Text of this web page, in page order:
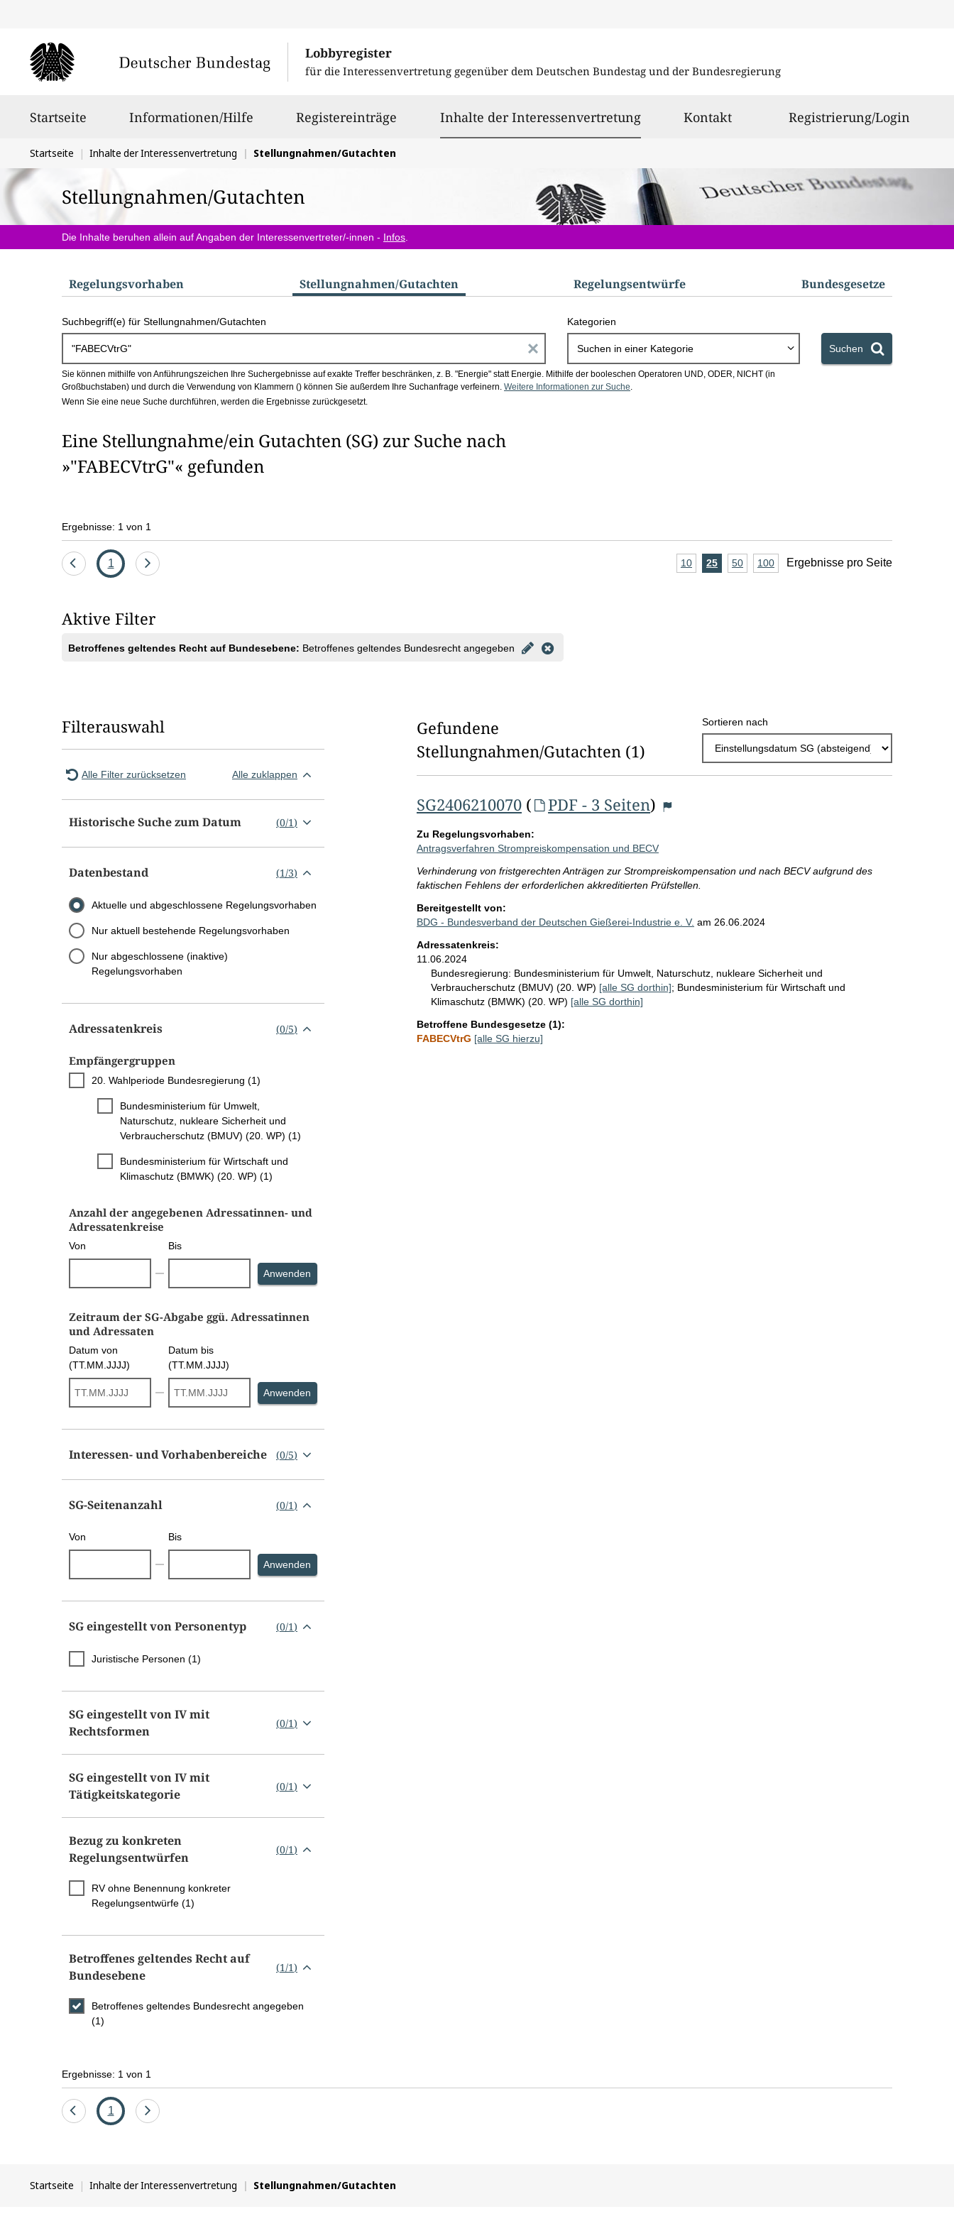
Lobbyregister
für die Interessenvertretung gegenüber dem Deutschen Bundestag und der Bundesregierung
Startseite Informationen/Hilfe Registereinträge Inhalte der Interessenvertretungausgewählt
Kontakt Registrierung/Login
Sie
befinden
sich
hier:
Startseite Inhalte der Interessenvertretung Stellungnahmen/Gutachten
Stellungnahmen/Gutachten
Die Inhalte beruhen allein auf Angaben der Interessenvertreter/-innen - Infos
S
u
c
h
b
x
Regelungs­vorhaben Stellungnahmen/​Gutachten Regelungs­entwürfe Bundes­gesetze
Suchbegriff(e) für Stellungnahmen/Gutachten
i
i
c
e
Kategorien
Suchen in einer Kategorie Suchen
Sie können mithilfe von Anführungszeichen Ihre Suchergebnisse auf exakte Treffer beschränken, z. B. "Energie" statt Energie. Mithilfe der booleschen Operatoren UND, ODER, NICHT (in
Großbuchstaben) und durch die Verwendung von Klammern () können Sie außerdem Ihre Suchanfrage verfeinern. Weitere Informationen zur Suche.
Wenn Sie eine neue Suche durchführen, werden die Ergebnisse zurückgesetzt.
Eine Stellungnahme/ein Gutachten (SG) zur Suche nach
»"FABECVtrG"« gefunden
Ergebnisse: 1 von 1
Eine
Seite
1
Eine
A
e
s
s
e
o
10Ergebnisse
25Ergebnisse
50Ergebnisse
100Ergebnisse
Ergebnisse pro Seite
Aktive Filter
Betroffenes geltendes Recht auf Bundesebene: Betroffenes geltendes Bundesrecht angegeben
Filterauswahl
Alle Filter zurücksetzen Alle zuklappen
Historische Suche zum Datum (0/1)
Datenbestand (1/3)
Aktuelle und abgeschlossene Regelungsvorhaben
Nur aktuell bestehende Regelungsvorhaben
Nur abgeschlossene (inaktive)
Regelungsvorhaben
Adressatenkreis (0/5)
Empfängergruppen
20. Wahlperiode Bundesregierung (1)
Bundesministerium für Umwelt,
Naturschutz, nukleare Sicherheit und
Verbraucherschutz (BMUV) (20. WP) (1)
Bundesministerium für Wirtschaft und
Klimaschutz (BMWK) (20. WP) (1)
Anzahl der angegebenen Adressatinnen- und
Adressatenkreise
Von Bis
Anwenden
Zeitraum der SG-Abgabe ggü. Adressatinnen
und Adressaten
Datum von
(TT.MM.JJJJ)
Datum bis
(TT.MM.JJJJ)
Anwenden
Interessen- und Vorhabenbereiche (0/5)
SG-Seitenanzahl (0/1)
Von Bis
Anwenden
SG eingestellt von Personentyp (0/1)
Juristische Personen (1)
SG eingestellt von IV mit
Rechtsformen
(0/1)
SG eingestellt von IV mit
Tätigkeitskategorie
(0/1)
Bezug zu konkreten
Regelungsentwürfen
(0/1)
RV ohne Benennung konkreter
Regelungsentwürfe (1)
Betroffenes geltendes Recht auf
Bundesebene
(1/1)
Betroffenes geltendes Bundesrecht angegeben
(1)
Gefundene
Stellungnahmen/⁠Gutachten (1)
Sortieren nach
SG2406210070( PDF - 3 Seiten)
Zu Regelungsvorhaben:
Antragsverfahren Strompreiskompensation und BECV
Verhinderung von fristgerechten Anträgen zur Strompreiskompensation und nach BECV aufgrund des
faktischen Fehlens der erforderlichen akkreditierten Prüfstellen.
Bereitgestellt von:
BDG - Bundesverband der Deutschen Gießerei-Industrie e. V. am 26.06.2024
Adressatenkreis:
11.06.2024
Bundesregierung: Bundesministerium für Umwelt, Naturschutz, nukleare Sicherheit und
Verbraucherschutz (BMUV) (20. WP) [alle SG dorthin]; Bundesministerium für Wirtschaft und
Klimaschutz (BMWK) (20. WP) [alle SG dorthin]
Betroffene Bundesgesetze (1):
FABECVtrG [alle SG hierzu]
Ergebnisse: 1 von 1
Eine
Seite
1
Eine
befinden
Startseite Inhalte der Interessenvertretung Stellungnahmen/Gutachten